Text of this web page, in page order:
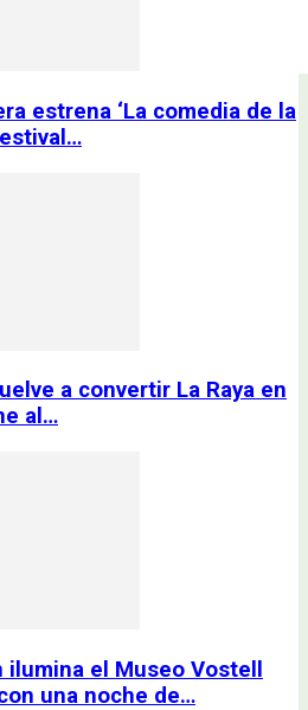
estrena ‘La comedia de la
a convertir La Raya en
al…
ilumina el Museo Vostell
una noche de…